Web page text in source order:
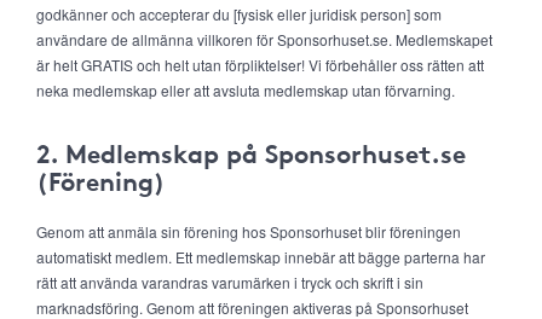
godkänner och accepterar du [fysisk eller juridisk person] som
användare de allmänna villkoren för Sponsorhuset.se. Medlemskapet
är helt GRATIS och helt utan förpliktelser! Vi förbehåller oss rätten att
neka medlemskap eller att avsluta medlemskap utan förvarning.
2. Medlemskap på Sponsorhuset.se
(Förening)
Genom att anmäla sin förening hos Sponsorhuset blir föreningen
automatiskt medlem. Ett medlemskap innebär att bägge parterna har
rätt att använda varandras varumärken i tryck och skrift i sin
marknadsföring. Genom att föreningen aktiveras på Sponsorhuset